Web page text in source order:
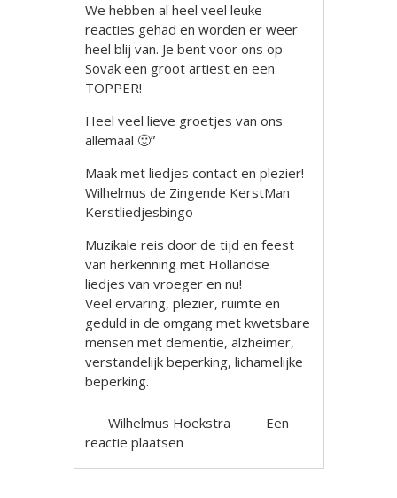
We hebben al heel veel leuke
reacties gehad en worden er weer
heel blij van. Je bent voor ons op
Sovak een groot artiest en een
TOPPER!
Heel veel lieve groetjes van ons
allemaal 🙂”
Maak met liedjes contact en plezier!
Wilhelmus de Zingende KerstMan
Kerstliedjesbingo
Muzikale reis door de tijd en feest
van herkenning met Hollandse
liedjes van vroeger en nu!
Veel ervaring, plezier, ruimte en
geduld in de omgang met kwetsbare
mensen met dementie, alzheimer,
verstandelijk beperking, lichamelijke
beperking.
Wilhelmus Hoekstra
Een
reactie plaatsen